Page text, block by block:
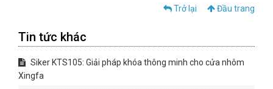
Trở lại Đầu trang
Tin tức khác
Siker KTS105: Giải pháp khóa thông minh cho cửa nhôm
Xingfa